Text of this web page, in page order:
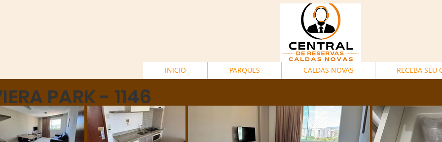
INICIO PARQUES CALDAS NOVAS RECEBA SEU
PARK - 1146